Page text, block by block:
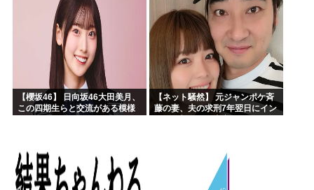
【櫻坂46】 日向坂46大田美月、
この四期生らと交流がある模様
【ネット騒然】 元ジャンポケ斉
藤の妻、夫の求刑7年翌日にイン